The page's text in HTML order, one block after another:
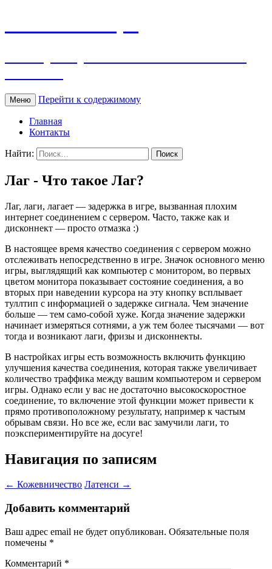
Меню Перейти к содержимому
Главная
Контакты
Найти:
Лаг - Что такое Лаг?
Лаг, лаги, лагает — задержка в игре, вызванная плохим
интернет соединением с сервером. Часто, также как и
дисконнект — просто отмазка :)
В настоящее время качество соединения с сервером можно
отслеживать непосредственно в игре. Значок основного меню
игры, выглядящий как компьютер с монитором, во первых
цветом монитора показывает состояние соединения, а во
вторых при наведении курсора на эту кнопку всплывает
туллтип с информацией о задержке сигнала. Чем значение
больше — тем само-собой хуже. Когда значение задержки
начинает измеряться сотнями, а уж тем более тысячами — вот
тогда и возникают лаги, фризы и дисконнекты.
В настройках игры есть возможность включить функцию
улучшения качества соединения, которая также увеличивает
количество траффика между вашим компьютером и сервером
игры. Однако если у вас не достаточно высокоскоростное
соединение, то включение этой функции может привести к
прямо противоположному результату, например к частым
обрывам связи. Но все же, если вас замучили лаги, то
поэкспериментируйте на досуге!
Навигация по записям
← Кожевничество Латенси →
Добавить комментарий
Ваш адрес email не будет опубликован. Обязательные поля
помечены *
Комментарий *